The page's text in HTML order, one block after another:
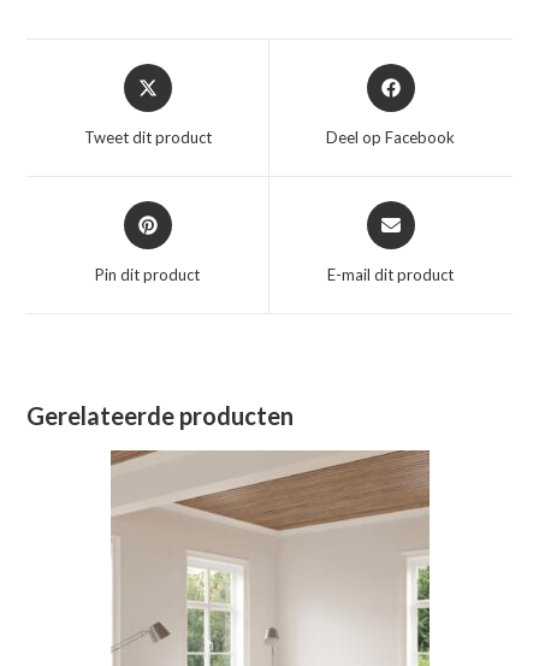
Opent
in
een
nieuw
Tweet dit product
Opent
in
een
nieuw
Deel op Facebook
Opent
in
een
nieuw
Pin dit product
Opent
in
een
nieuw
E-mail dit product
Gerelateerde producten